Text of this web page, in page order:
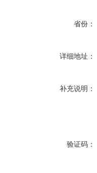
省份：
详细地址：
补充说明：
验证码：